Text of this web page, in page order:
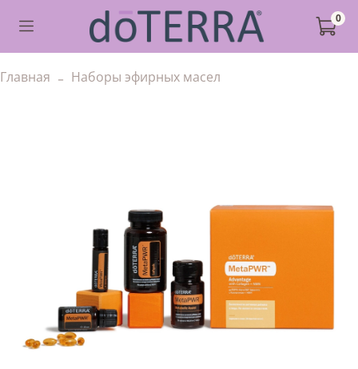
0
Главная Наборы эфирных масел